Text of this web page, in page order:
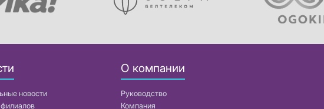
новости
О компании
Руководство
Компания